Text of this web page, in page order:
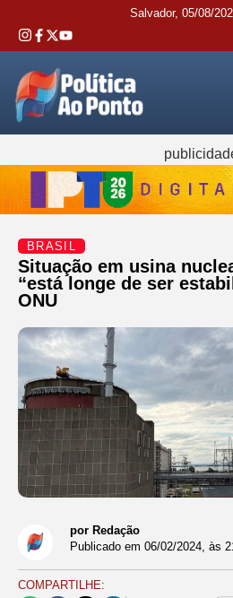
Salvador, 05/08/
BRASIL
Situação em usina
“está longe de ser
ONU
por Redação
Publicado em 06/02/2024, às
COMPARTILHE: